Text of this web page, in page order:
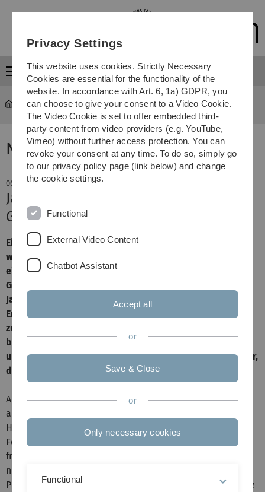
Skip
Skip
Skip
Skip
Menu
News
06. December 2013
Jahresprogramm des Botanischen
Gartens
Eine ganze Reihe erfolgreicher Dauerbrenner, nicht
wenige Neugier weckende Neuheiten, versetzt mit
einigen attraktiven Besonderheiten – der Botanische
Garten der Universität Ulm hält auch mit seinem
Jahresprogramm für 2014 an seinem bewährten
Erfolgsrezept fest.Wobei ein Rückblick auf die
zurückliegenden Monate das Konzept der „Macher“
bestätigt: „Die Nachfrage ist weiterhin enorm, alles rund
ums Grüne liegt im Trend“, freut sich Monika Gschneidner,
die Kustodin der Uni-Einrichtung.
Allerdings: „Mit der Veranstaltungsdichte stoßen wir fast
an unsere Grenzen“, hat die Biologin erkannt, „unsere
Hauptaufgabe sind schließlich Dienstleistungen für
Forschung und Lehre“. Nur der Einsatz mehrerer
freiberuflicher profilierter Referenten und Kursleiter
neben dem eigener Kräfte ermögliche diese
Programmvielfalt, die auch die kommenden zwölf Monate
Privacy Settings
This website uses cookies. Strictly Necessary
Cookies are essential for the functionality of the
website. In accordance with Art. 6, 1a) GDPR, you
can choose to give your consent to a Video Cookie.
The Video Cookie is set to offer embedded third-
party content from video providers (e.g. YouTube,
Vimeo) without further access protection. You can
revoke your consent at any time. To do so, simply go
to our privacy policy page (link below) and change
the cookie settings.
Functional
External Video Content
Chatbot Assistant
Accept all
or
Save & Close
or
Only necessary cookies
Functional